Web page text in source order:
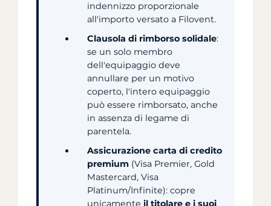
indennizzo proporzionale
all'importo versato a Filovent.
Clausola di rimborso solidale:
se un solo membro
dell'equipaggio deve
annullare per un motivo
coperto, l'intero equipaggio
può essere rimborsato, anche
in assenza di legame di
parentela.
Assicurazione carta di credito
premium (Visa Premier, Gold
Mastercard, Visa
Platinum/Infinite): copre
unicamente il titolare e i suoi